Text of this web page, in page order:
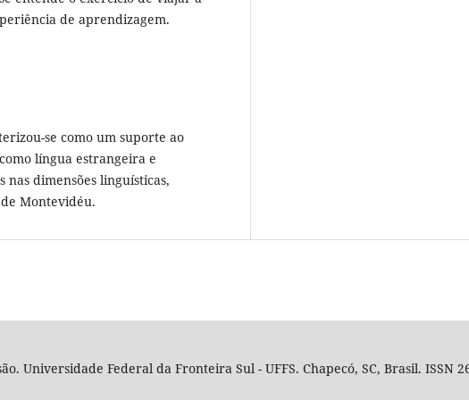
de aprendizagem.
se como um suporte ao
língua estrangeira e
nas dimensões linguísticas,
Montevidéu.
Universidade Federal da Fronteira Sul - UFFS. Chapecó, SC, Brasil. ISSN